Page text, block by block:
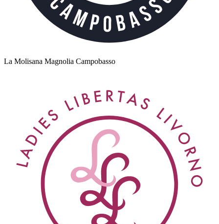
La Molisana Magnolia Campobasso